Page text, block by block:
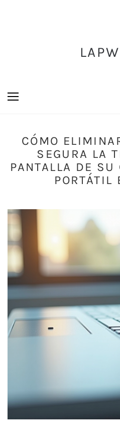
CÓMO
SEGURA LA
PANTALLA DE SU